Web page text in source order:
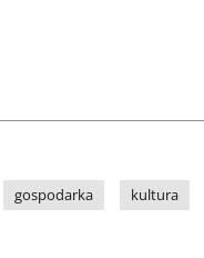
gospodarka kultura